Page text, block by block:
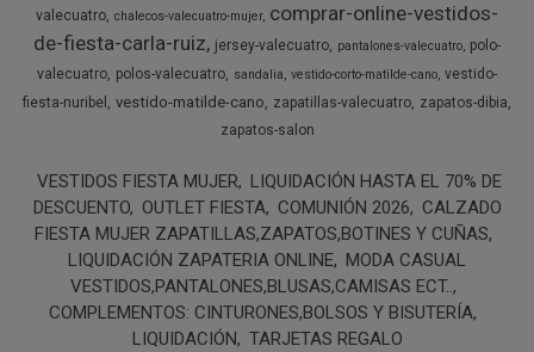
valecuatro chalecos-valecuatro-mujer comprar-online-vestidos-
de-fiesta-carla-ruiz
jersey-valecuatro pantalones-valecuatro polo-
valecuatro polos-valecuatro sandalia vestido-corto-matilde-cano vestido-
fiesta-nuribel
vestido-matilde-cano zapatillas-valecuatro zapatos-dibia
zapatos-salon
VESTIDOS FIESTA MUJER
LIQUIDACIÓN HASTA EL 70% DE
DESCUENTO OUTLET FIESTA COMUNIÓN 2026
CALZADO
FIESTA MUJER ZAPATILLAS,ZAPATOS,BOTINES Y CUÑAS
LIQUIDACIÓN ZAPATERIA ONLINE
MODA CASUAL
VESTIDOS,PANTALONES,BLUSAS,CAMISAS ECT..
COMPLEMENTOS: CINTURONES,BOLSOS Y BISUTERÍA
LIQUIDACIÓN
TARJETAS REGALO